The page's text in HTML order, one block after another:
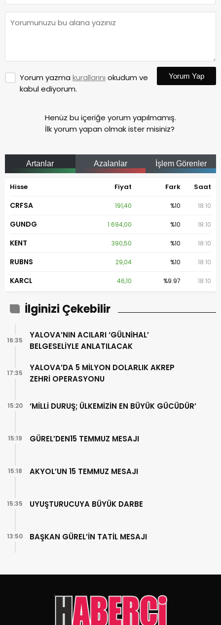
Yorum yazma kurallarını okudum ve
kabul ediyorum.
Yorum Yap
Henüz bu içeriğe yorum yapılmamış.
İlk yorum yapan olmak ister misiniz?
Artanlar Azalanlar İşlem Görenler
Hisse Fiyat Fark Saat
CRFSA 191,40 %10 18:10
GUNDG 1.694,00 %10 18:10
KENT 390,50 %10 18:10
RUBNS 29,04 %10 18:10
KARCL 46,10 %9.97 18:10
İlginizi Çekebilir
YALOVA’NIN ACILARI ‘GÜLNİHAL’
BELGESELİYLE ANLATILACAK
16:35
YALOVA’DA 5 MİLYON DOLARLIK AKREP
ZEHRİ OPERASYONU
17:35
‘MİLLİ DURUŞ; ÜLKEMİZİN EN BÜYÜK GÜCÜDÜR’
15:20
GÜREL’DEN15 TEMMUZ MESAJI
15:19
AKYOL’UN 15 TEMMUZ MESAJI
15:18
UYUŞTURUCUYA BÜYÜK DARBE
15:35
BAŞKAN GÜREL’İN TATİL MESAJI
13:50